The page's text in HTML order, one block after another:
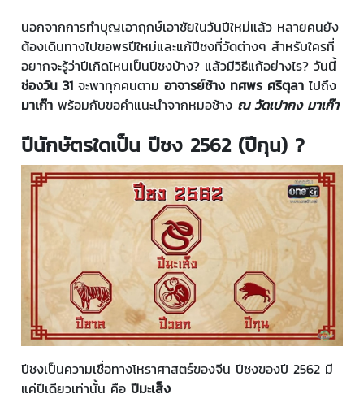
นอกจากการทำบุญเอาฤกษ์เอาชัยในวันปีใหม่แล้ว หลายคนยัง
ต้องเดินทางไปขอพรปีใหม่และแก้ปีชงที่วัดต่างๆ สำหรับใครที่
อยากจะรู้ว่าปีเกิดไหนเป็นปีชงบ้าง? แล้วมีวิธีแก้อย่างไร? วันนี้
ช่องวัน 31 จะพาทุกคนตาม อาจารย์ช้าง ทศพร ศรีตุลา ไปถึง
มาเก๊า พร้อมกับขอคำแนะนำจากหมอช้าง ณ วัดเปากง มาเก๊า
ปีนักษัตรใดเป็น ปีชง 2562 (ปีกุน) ?
ปีชงเป็นความเชื่อทางโหราศาสตร์ของจีน ปีชงของปี 2562 มี
แค่ปีเดียวเท่านั้น คือ ปีมะเส็ง